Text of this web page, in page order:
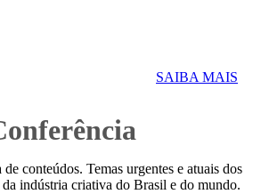
SAIBA MAIS
conteúdos. Temas urgentes e atuais dos
da indústria criativa do Brasil e do mundo.